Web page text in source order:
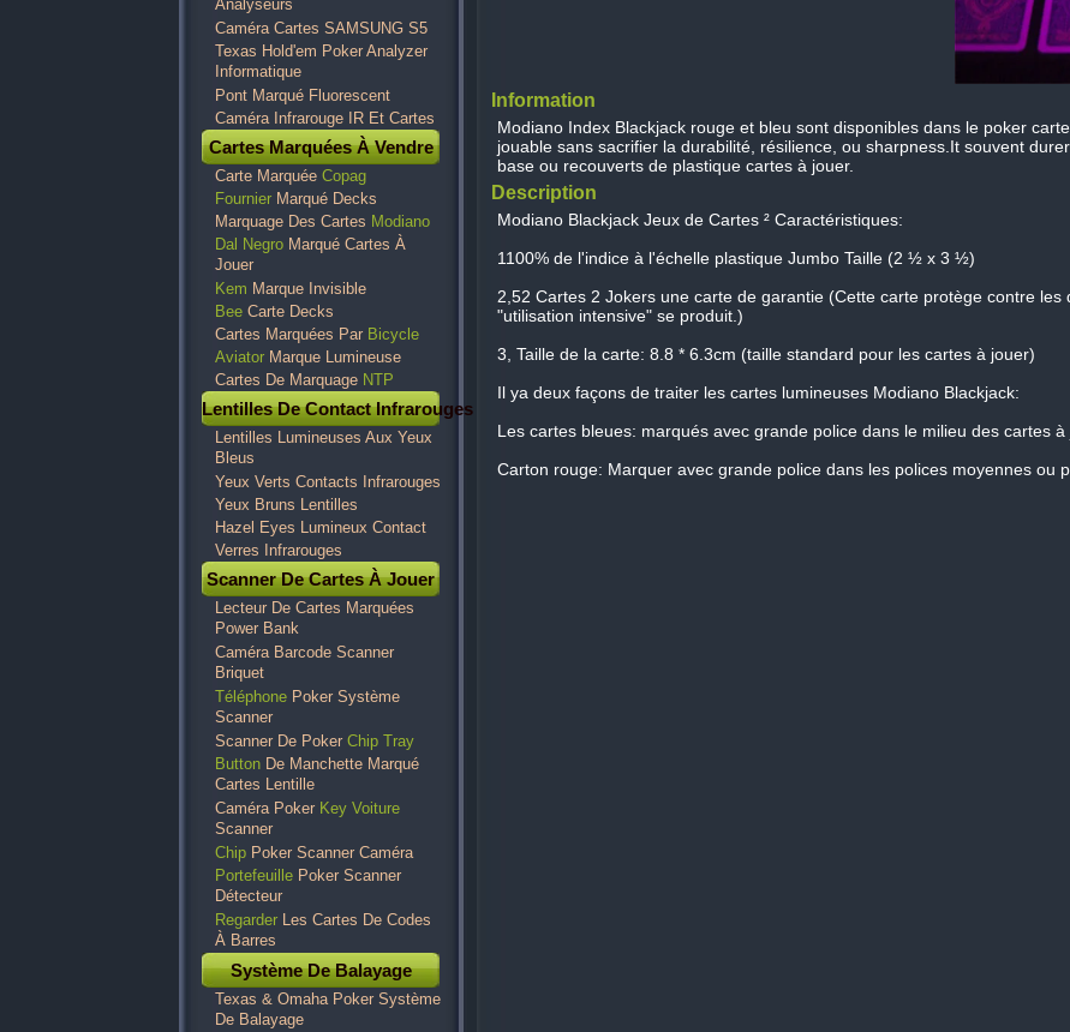
Analyseurs
Caméra Cartes SAMSUNG S5
Texas Hold'em Poker Analyzer
Informatique
Pont Marqué Fluorescent
Caméra Infrarouge IR Et Cartes
Cartes Marquées À Vendre
Carte Marquée Copag
Fournier Marqué Decks
Marquage Des Cartes Modiano
Dal Negro Marqué Cartes À
Jouer
Kem Marque Invisible
Bee Carte Decks
Cartes Marquées Par Bicycle
Aviator Marque Lumineuse
Cartes De Marquage NTP
Lentilles De Contact Infrarouges
Lentilles Lumineuses Aux Yeux
Bleus
Yeux Verts Contacts Infrarouges
Yeux Bruns Lentilles
Hazel Eyes Lumineux Contact
Verres Infrarouges
Scanner De Cartes À Jouer
Lecteur De Cartes Marquées
Power Bank
Caméra Barcode Scanner
Briquet
TéléphonePoker Système
Scanner
Scanner De PokerChip Tray
ButtonDe Manchette Marqué
Cartes Lentille
Caméra Poker Key Voiture
Scanner
Chip Poker Scanner Caméra
PortefeuillePoker Scanner
Détecteur
Regarder Les Cartes De Codes
À Barres
Système De Balayage
Texas & Omaha Poker Système
De Balayage
Information
Modiano Index Blackjack rouge et bleu sont disponibles dans le poker
jouable sans sacrifier la durabilité, résilience, ou sharpness.It souvent
base ou recouverts de plastique cartes à jouer.
Description
Modiano Blackjack Jeux de Cartes ² Caractéristiques:
1100% de l'indice à l'échelle plastique Jumbo Taille (2 ½ x 3 ½)
2,52 Cartes 2 Jokers une carte de garantie (Cette carte protège contre
"utilisation intensive" se produit.)
3, Taille de la carte: 8.8 * 6.3cm (taille standard pour les cartes à jouer)
Il ya deux façons de traiter les cartes lumineuses Modiano Blackjack:
Les cartes bleues: marqués avec grande police dans le milieu des cartes à
Carton rouge: Marquer avec grande police dans les polices moyennes ou